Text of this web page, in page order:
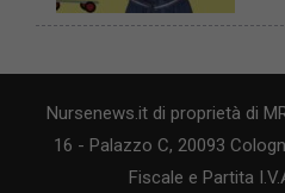
Nursenews.it di proprietà di
16 - Palazzo C, 20093
Fiscale e Partita